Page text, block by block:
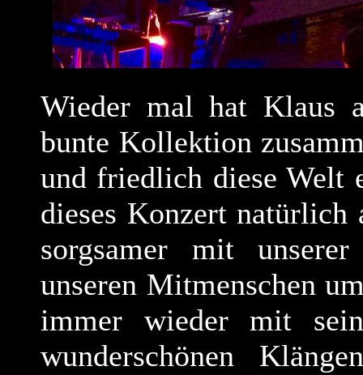
Wieder mal hat Klaus
bunte Kollektion
und friedlich diese Welt
dieses Konzert natürlich
sorgsamer mit
unseren Mitmenschen
immer wieder mit
wunderschönen